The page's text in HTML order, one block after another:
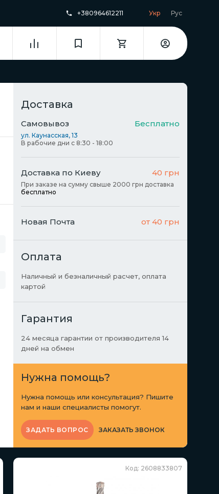
+380964612211 Укр Рус
Доставка
Самовывоз Бесплатно
ул. Каунасская, 13
В рабочие дни с 8:30 - 18:00
Доставка по Киеву 40 грн
При заказе на сумму свыше 2000 грн доставка
бесплатно
Новая Почта от 40 грн
Оплата
Наличный и безналичный расчет, оплата
картой
Гарантия
24 месяца гарантии от производителя 14
дней на обмен
Нужна помощь?
Нужна помощь или консультация? Пишите
нам и наши специалисты помогут.
ЗАДАТЬ ВОПРОС ЗАКАЗАТЬ ЗВОНОК
Код: 2608833807